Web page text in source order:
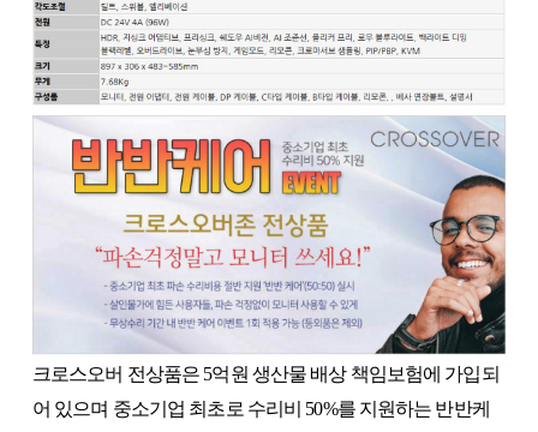
크로스오버 전상품은 5억원 생산물 배상 책임보험에 가입되
어 있으며 중소기업 최초로 수리비 50%를 지원하는 반반케